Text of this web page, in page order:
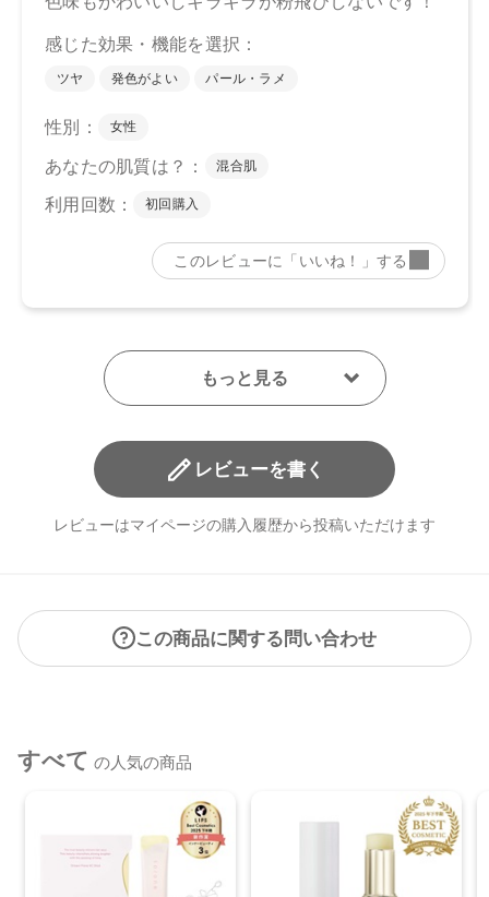
レビューを書く
レビューはマイページの購入履歴から投稿いただけます
この商品に関する問い合わせ
すべて の人気の商品